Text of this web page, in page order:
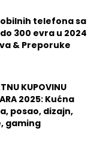
telefona sa
300 evra u 2024
& Preporuke
KUPOVINU
2025: Kućna
posao, dizajn,
gaming